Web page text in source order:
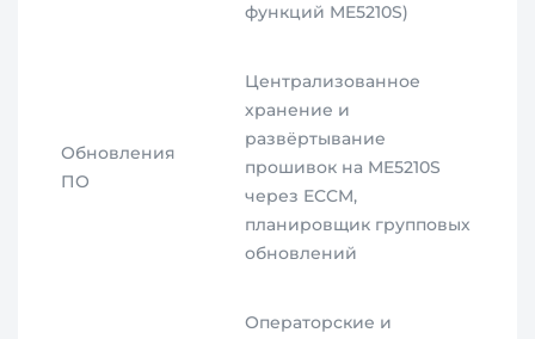
функций ME5210S)
Обновления
ПО
Централизованное
хранение и
развёртывание
прошивок на ME5210S
через ECCM,
планировщик групповых
обновлений
Операторские и